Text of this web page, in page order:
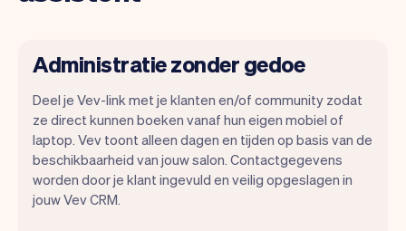
Administratie zonder gedoe
Deel je Vev-link met je klanten en/of community zodat
ze direct kunnen boeken vanaf hun eigen mobiel of
laptop. Vev toont alleen dagen en tijden op basis van de
beschikbaarheid van jouw salon. Contactgegevens
worden door je klant ingevuld en veilig opgeslagen in
jouw Vev CRM.
Wij willen dat jij je kunt focussen op je
talent. Vev zorgt voor alle randzaken.